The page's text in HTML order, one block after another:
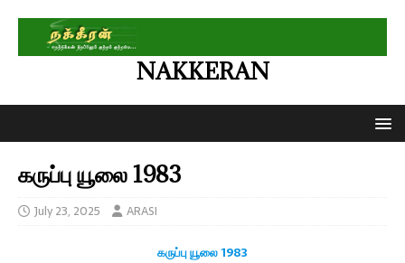
NAKKERAN
கருப்பு யூலை 1983
July 23, 2025 ARASI
கருப்பு யூலை 1983